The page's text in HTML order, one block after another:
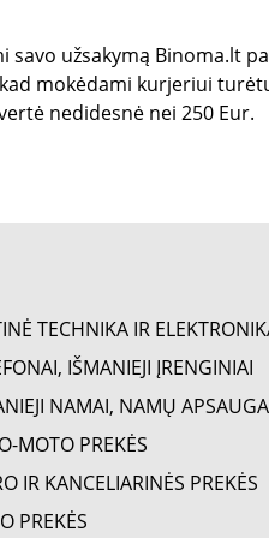
užsakymą Binoma.lt
mokėdami kurjeriui
nedidesnė nei 250 Eur.
TECHNIKA IR
IŠMANIEJI ĮRENGINIAI
NAMAI, NAMŲ APSAUGA
MOTO PREKĖS
IR KANCELIARINĖS PREKĖS
PREKĖS